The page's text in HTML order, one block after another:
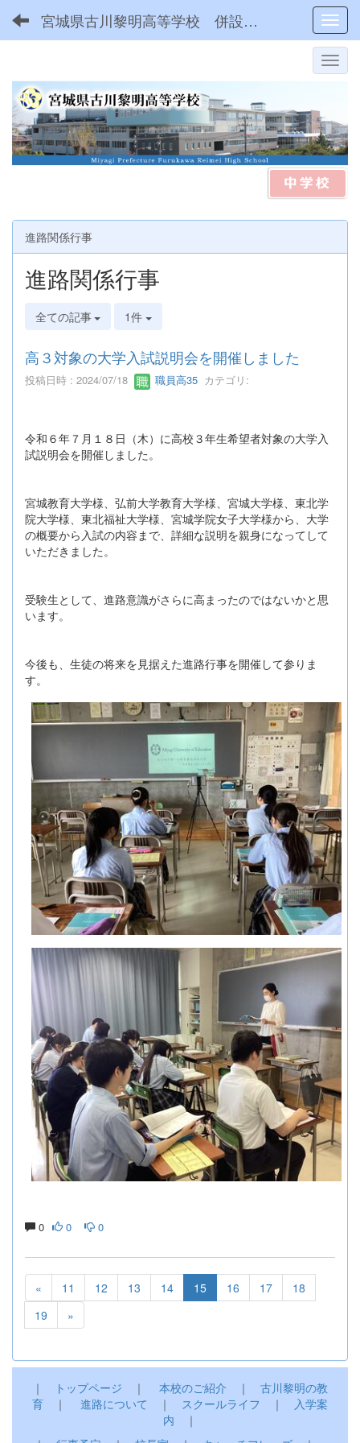
宮城県古川黎明高等学校 併設型中高一貫
進路関係行事
進路関係行事
全ての記事 1件
高３対象の大学入試説明会を開催しました
投稿日時 : 2024/07/18 職員高35 カテゴリ:
令和６年７月１８日（木）に高校３年生希望者対象の大学入
試説明会を開催しました。
宮城教育大学様、弘前大学教育大学様、宮城大学様、東北学
院大学様、東北福祉大学様、宮城学院女子大学様から、大学
の概要から入試の内容まで、詳細な説明を親身になってして
いただきました。
受験生として、進路意識がさらに高まったのではないかと思
います。
今後も、生徒の将来を見据えた進路行事を開催して参りま
す。
0 0 0
« 11 12 13 14 15 16 17
18
19
»
｜ トップページ ｜ 本校のご紹介 ｜ 古川黎明の教
育 ｜ 進路について ｜ スクールライフ ｜
入学案
内 ｜